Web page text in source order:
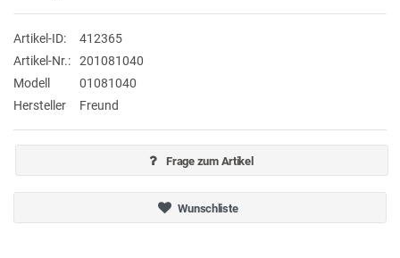
Artikel-ID:
412365
Artikel-Nr.:
201081040
Modell
01081040
Hersteller
Freund
Frage zum Artikel
Wunschliste